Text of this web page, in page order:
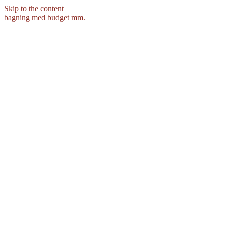
Skip to the content
bagning med budget mm.